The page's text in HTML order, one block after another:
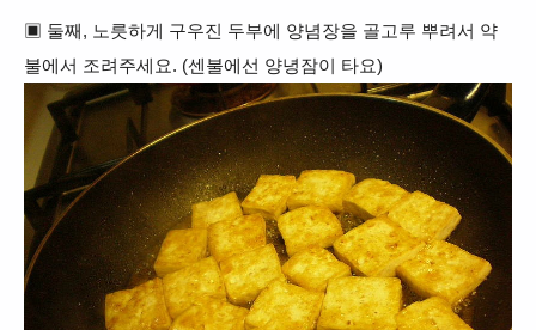
▣ 둘째, 노릇하게 구우진 두부에 양념장을 골고루 뿌려서 약
불에서 조려주세요. (센불에선 양녕잠이 타요)